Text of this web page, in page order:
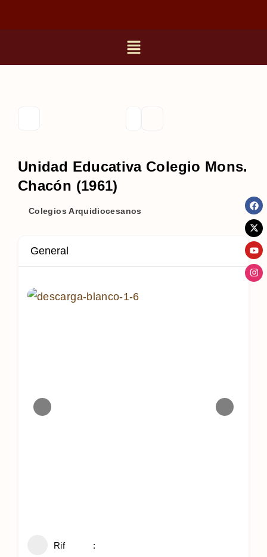
Unidad Educativa Colegio Mons.
Chacón (1961)
Colegios Arquidiocesanos
General
Rif